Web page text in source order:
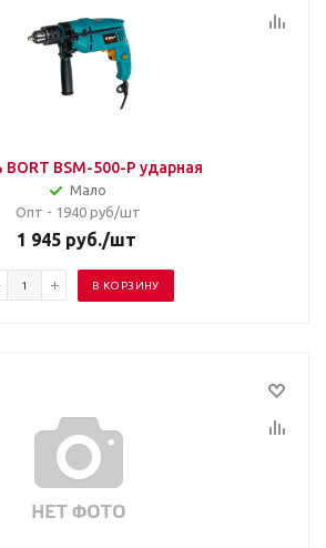
BORT BSM-500-P ударная
Мало
Опт - 1940 руб/шт
1 945руб./шт
В КОРЗИНУ